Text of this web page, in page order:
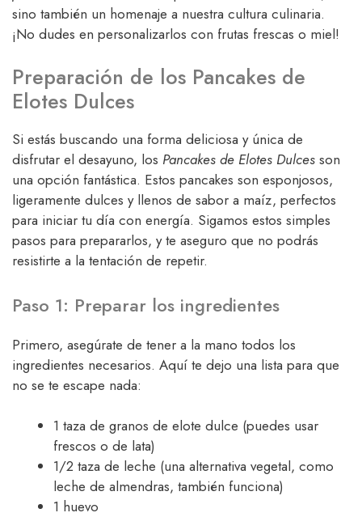
sino también un homenaje a nuestra cultura culinaria.
¡No dudes en personalizarlos con frutas frescas o miel!
Preparación de los Pancakes de
Elotes Dulces
Si estás buscando una forma deliciosa y única de
disfrutar el desayuno, los Pancakes de Elotes Dulces son
una opción fantástica. Estos pancakes son esponjosos,
ligeramente dulces y llenos de sabor a maíz, perfectos
para iniciar tu día con energía. Sigamos estos simples
pasos para prepararlos, y te aseguro que no podrás
resistirte a la tentación de repetir.
Paso 1: Preparar los ingredientes
Primero, asegúrate de tener a la mano todos los
ingredientes necesarios. Aquí te dejo una lista para que
no se te escape nada:
1 taza de granos de elote dulce (puedes usar
frescos o de lata)
1/2 taza de leche (una alternativa vegetal, como
leche de almendras, también funciona)
1 huevo